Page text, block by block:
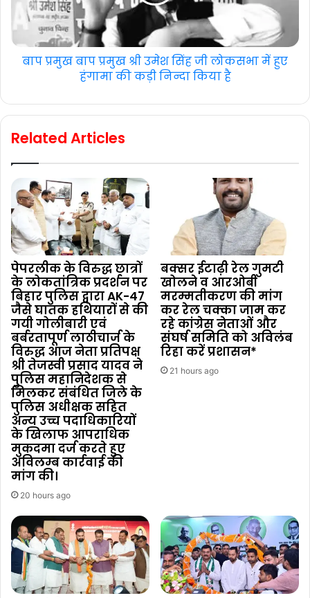
बाप प्रमुख बाप प्रमुख श्री उमेश सिंह जी लोकसभा में हुए
हंगामा की कड़ी निन्दा किया है
Related Articles
पेपरलीक के विरुद्ध छात्रों
के लोकतांत्रिक प्रदर्शन पर
बिहार पुलिस द्वारा AK-47
जैसे घातक हथियारों से की
गयी गोलीबारी एवं
बर्बरतापूर्ण लाठीचार्ज के
विरुद्ध आज नेता प्रतिपक्ष
श्री तेजस्वी प्रसाद यादव ने
पुलिस महानिदेशक से
मिलकर संबंधित जिले के
पुलिस अधीक्षक सहित
अन्य उच्च पदाधिकारियों
के खिलाफ आपराधिक
मुकदमा दर्ज करते हुए
अविलम्ब कार्रवाई की
मांग की।
20 hours ago
बक्सर ईटाढ़ी रेल गुमटी
खोलने व आरओबी
मरम्मतीकरण की मांग
कर रेल चक्का जाम कर
रहे कांग्रेस नेताओं और
संघर्ष समिति को अविलंब
रिहा करें प्रशासन*
21 hours ago